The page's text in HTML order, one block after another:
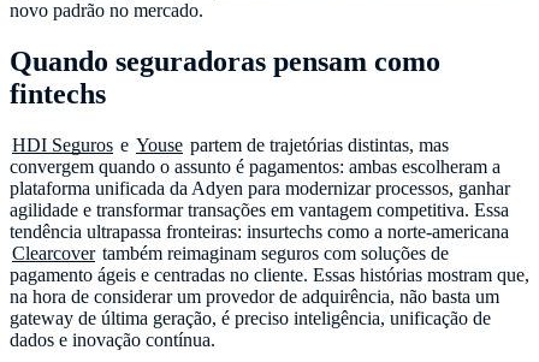
Quando seguradoras pensam como
fintechs
HDI Seguros e Youse partem de trajetórias distintas, mas
convergem quando o assunto é pagamentos: ambas escolheram a
plataforma unificada da Adyen para modernizar processos, ganhar
agilidade e transformar transações em vantagem competitiva. Essa
tendência ultrapassa fronteiras: insurtechs como a norte-americana
Clearcover também reimaginam seguros com soluções de
pagamento ágeis e centradas no cliente. Essas histórias mostram que,
na hora de considerar um provedor de adquirência, não basta um
gateway de última geração, é preciso inteligência, unificação de
dados e inovação contínua.